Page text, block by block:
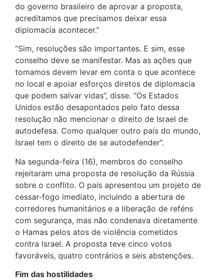
do governo brasileiro de aprovar a proposta,
acreditamos que precisamos deixar essa
diplomacia acontecer.”
“Sim, resoluções são importantes. E sim, esse
conselho deve se manifestar. Mas as ações que
tomamos devem levar em conta o que acontece
no local e apoiar esforços diretos de diplomacia
que podem salvar vidas”, disse. “Os Estados
Unidos estão desapontados pelo fato dessa
resolução não mencionar o direito de Israel de
autodefesa. Como qualquer outro país do mundo,
Israel tem o direito de se autodefender”.
Na segunda-feira (16), membros do conselho
rejeitaram uma proposta de resolução da Rússia
sobre o conflito. O país apresentou um projeto de
cessar-fogo imediato, incluindo a abertura de
corredores humanitários e a liberação de reféns
com segurança, mas não condenava diretamente
o Hamas pelos atos de violência cometidos
contra Israel. A proposta teve cinco votos
favoráveis, quatro contrários e seis abstenções.
Fim das hostilidades